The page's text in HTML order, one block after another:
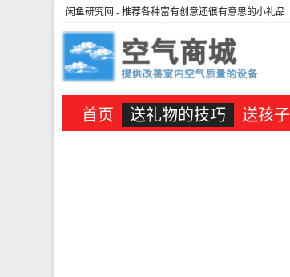
闲鱼研究网 - 推荐各种富有创意还很有意思的小礼品
首页 送礼物的技巧 送孩子